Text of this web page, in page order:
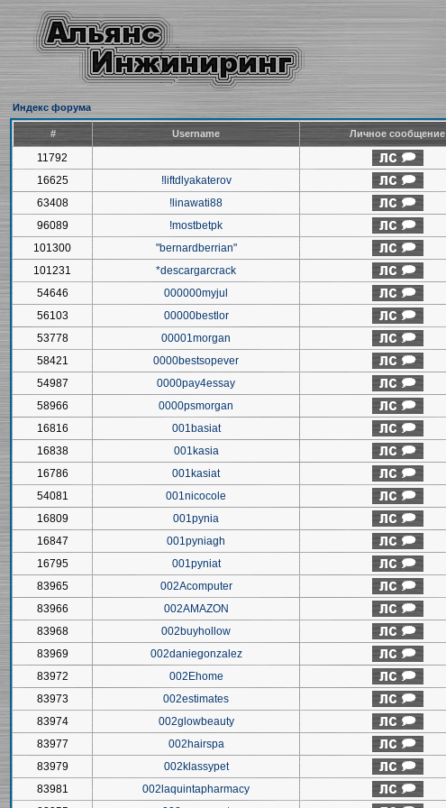
Индекс форума
# Username Личное сообщение
11792
16625
!liftdlyakaterov
63408
!linawati88
96089
!mostbetpk
101300
"bernardberrian"
101231
*descargarcrack
54646
000000myjul
56103
00000bestlor
53778
00001morgan
58421
0000bestsopever
54987
0000pay4essay
58966
0000psmorgan
16816
001basiat
16838
001kasia
16786
001kasiat
54081
001nicocole
16809
001pynia
16847
001pyniagh
16795
001pyniat
83965
002Acomputer
83966
002AMAZON
83968
002buyhollow
83969
002daniegonzalez
83972
002Ehome
83973
002estimates
83974
002glowbeauty
83977
002hairspa
83979
002klassypet
83981
002laquintapharmacy